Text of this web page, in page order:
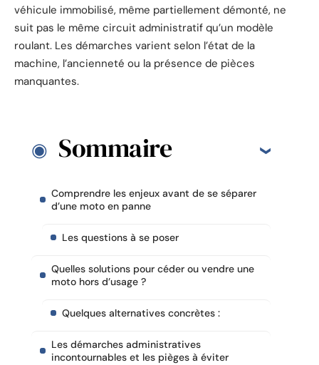
véhicule immobilisé, même partiellement démonté, ne
suit pas le même circuit administratif qu’un modèle
roulant. Les démarches varient selon l’état de la
machine, l’ancienneté ou la présence de pièces
manquantes.
Sommaire
Comprendre les enjeux avant de se séparer
d’une moto en panne
Les questions à se poser
Quelles solutions pour céder ou vendre une
moto hors d’usage ?
Quelques alternatives concrètes :
Les démarches administratives
incontournables et les pièges à éviter